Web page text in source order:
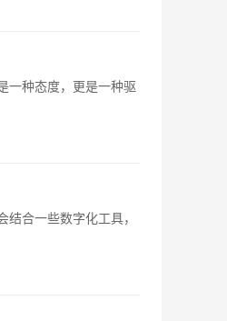
一种态度，更是一种驱
合一些数字化工具，